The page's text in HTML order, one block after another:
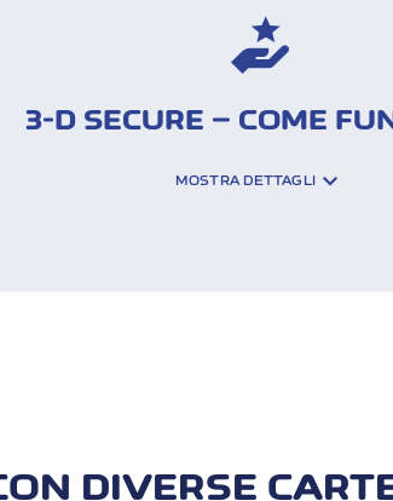
3-D SECURE – COME
MOSTRA DETTAGLI
DIVERSE